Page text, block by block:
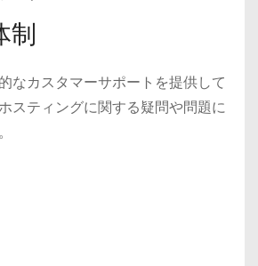
制
なカスタマーサポートを提供して
スティングに関する疑問や問題に